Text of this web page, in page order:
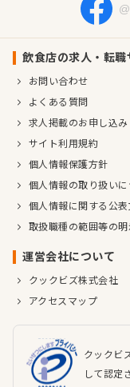
飲食店の求人・転
お問い合わせ
よくある質問
求人掲載のお申し込み
サイト利用規約
個人情報保護方針
個人情報の取り扱いに
個人情報に関する公表
取扱職種の範囲等の明
運営会社について
クックビズ株式会社
アクセスマップ
クックビ
して認定